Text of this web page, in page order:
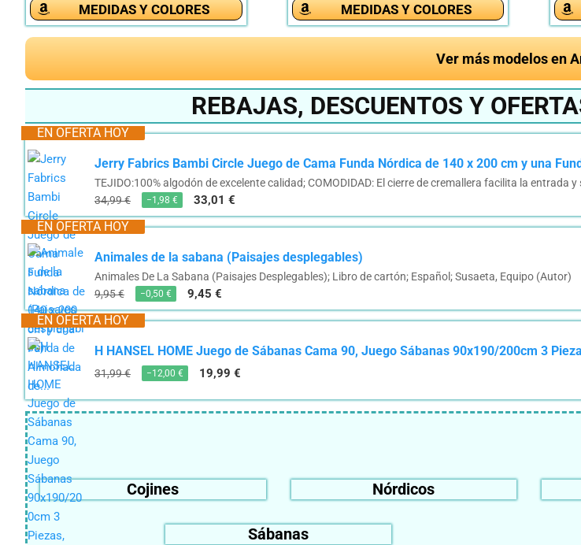
MEDIDAS Y COLORES MEDIDAS Y COLORES
Ver más modelos en
REBAJAS, DESCUENTOS Y
EN OFERTA HOY
Jerry Fabrics Bambi Circle Juego de Cama Funda Nórdica de 140 x 200 cm y una
TEJIDO:100% algodón de excelente calidad; COMODIDAD: El cierre de cremallera facilita la entrada y
34,99 €
−1,98 € 33,01 €
EN OFERTA HOY
Animales de la sabana (Paisajes desplegables)
Animales De La Sabana (Paisajes Desplegables); Libro de cartón; Español; Susaeta, Equipo (Autor)
9,95 €
−0,50 € 9,45 €
EN OFERTA HOY
H HANSEL HOME Juego de Sábanas Cama 90, Juego Sábanas 90x190/200cm 3
31,99 € −12,00 € 19,99 €
Cojines Nórdicos
Sábanas